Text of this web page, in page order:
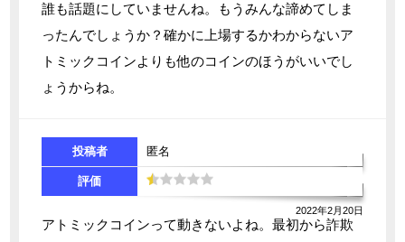
誰も話題にしていませんね。もうみんな諦めてしま
ったんでしょうか？確かに上場するかわからないア
トミックコインよりも他のコインのほうがいいでし
ょうからね。
投稿者 匿名
評価
2022年2月20日
アトミックコインって動きないよね。最初から詐欺